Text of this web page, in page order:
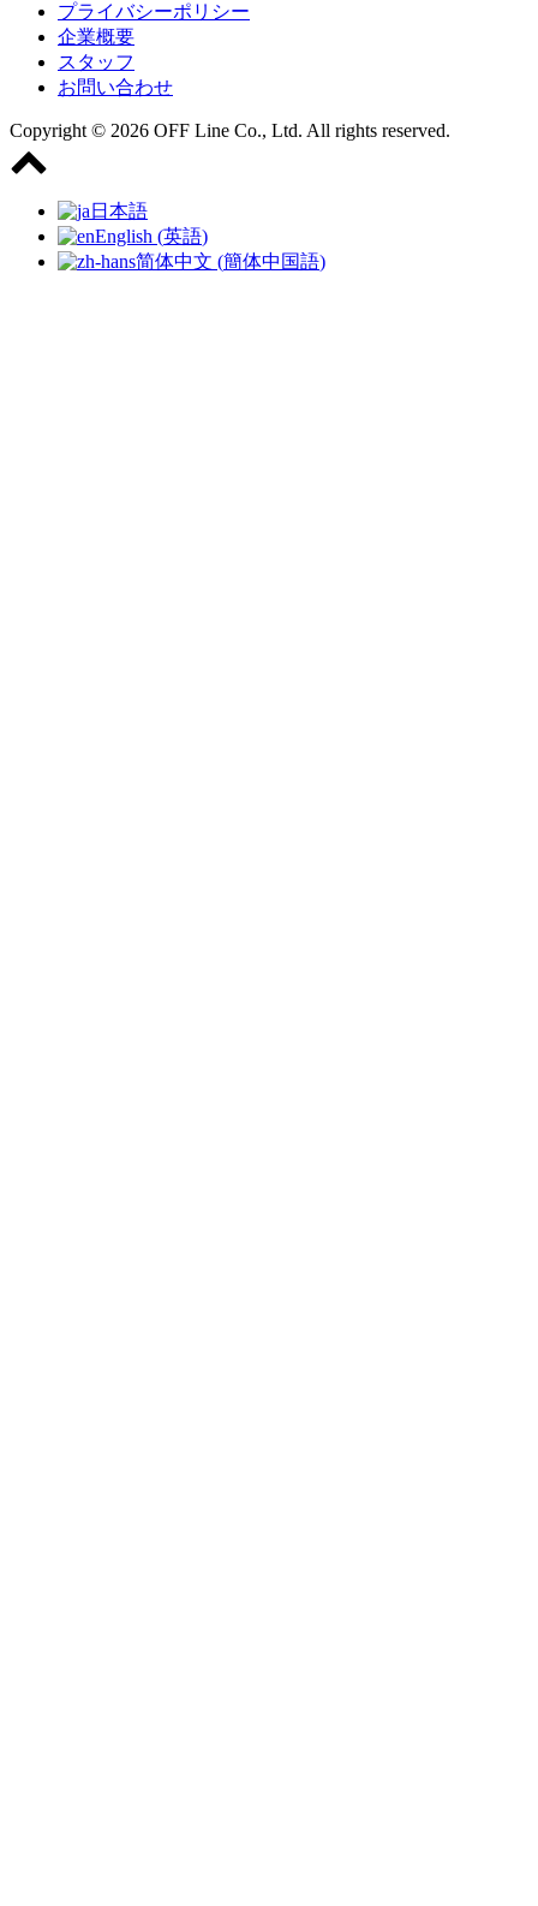
プライバシーポリシー
企業概要
スタッフ
お問い合わせ
Copyright © 2026 OFF Line Co., Ltd. All rights reserved.
日本語
English (英語)
简体中文 (簡体中国語)